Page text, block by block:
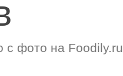
с фото на Foodily.ru